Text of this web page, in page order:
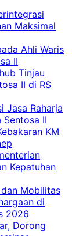
Maksimal
Ahli Waris
II
Tinjau
II di RS
Jasa Raharja
Sentosa II
KM
Kepatuhan
Mobilitas
di
2026
Dorong